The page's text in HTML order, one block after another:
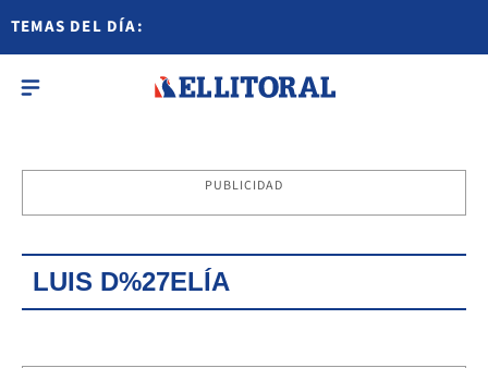
TEMAS DEL DÍA:
PUBLICIDAD
LUIS D%27ELÍA